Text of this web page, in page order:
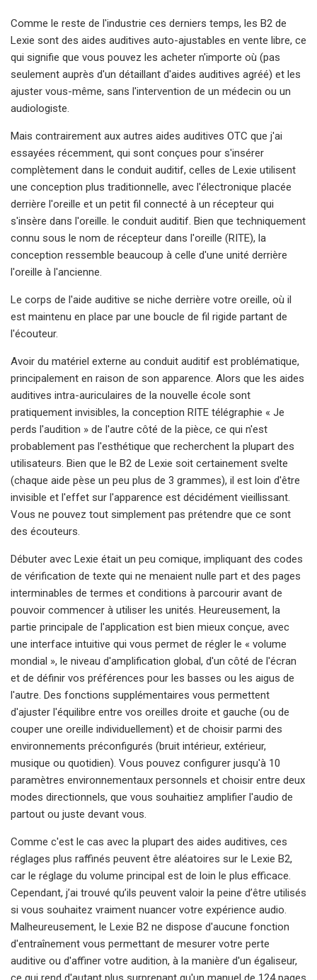
Comme le reste de l'industrie ces derniers temps, les B2 de
Lexie sont des aides auditives auto-ajustables en vente libre, ce
qui signifie que vous pouvez les acheter n'importe où (pas
seulement auprès d'un détaillant d'aides auditives agréé) et les
ajuster vous-même, sans l'intervention de un médecin ou un
audiologiste.
Mais contrairement aux autres aides auditives OTC que j'ai
essayées récemment, qui sont conçues pour s'insérer
complètement dans le conduit auditif, celles de Lexie utilisent
une conception plus traditionnelle, avec l'électronique placée
derrière l'oreille et un petit fil connecté à un récepteur qui
s'insère dans l'oreille. le conduit auditif. Bien que techniquement
connu sous le nom de récepteur dans l'oreille (RITE), la
conception ressemble beaucoup à celle d'une unité derrière
l'oreille à l'ancienne.
Le corps de l'aide auditive se niche derrière votre oreille, où il
est maintenu en place par une boucle de fil rigide partant de
l'écouteur.
Avoir du matériel externe au conduit auditif est problématique,
principalement en raison de son apparence. Alors que les aides
auditives intra-auriculaires de la nouvelle école sont
pratiquement invisibles, la conception RITE télégraphie « Je
perds l'audition » de l'autre côté de la pièce, ce qui n'est
probablement pas l'esthétique que recherchent la plupart des
utilisateurs. Bien que le B2 de Lexie soit certainement svelte
(chaque aide pèse un peu plus de 3 grammes), il est loin d'être
invisible et l'effet sur l'apparence est décidément vieillissant.
Vous ne pouvez tout simplement pas prétendre que ce sont
des écouteurs.
Débuter avec Lexie était un peu comique, impliquant des codes
de vérification de texte qui ne menaient nulle part et des pages
interminables de termes et conditions à parcourir avant de
pouvoir commencer à utiliser les unités. Heureusement, la
partie principale de l'application est bien mieux conçue, avec
une interface intuitive qui vous permet de régler le « volume
mondial », le niveau d'amplification global, d'un côté de l'écran
et de définir vos préférences pour les basses ou les aigus de
l'autre. Des fonctions supplémentaires vous permettent
d'ajuster l'équilibre entre vos oreilles droite et gauche (ou de
couper une oreille individuellement) et de choisir parmi des
environnements préconfigurés (bruit intérieur, extérieur,
musique ou quotidien). Vous pouvez configurer jusqu'à 10
paramètres environnementaux personnels et choisir entre deux
modes directionnels, que vous souhaitiez amplifier l'audio de
partout ou juste devant vous.
Comme c'est le cas avec la plupart des aides auditives, ces
réglages plus raffinés peuvent être aléatoires sur le Lexie B2,
car le réglage du volume principal est de loin le plus efficace.
Cependant, j’ai trouvé qu’ils peuvent valoir la peine d’être utilisés
si vous souhaitez vraiment nuancer votre expérience audio.
Malheureusement, le Lexie B2 ne dispose d'aucune fonction
d'entraînement vous permettant de mesurer votre perte
auditive ou d'affiner votre audition, à la manière d'un égaliseur,